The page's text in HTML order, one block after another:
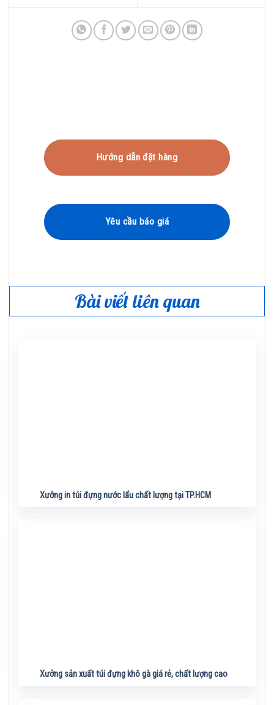
Hướng dẫn đặt hàng
Yêu cầu báo giá
Bài viết liên quan
Xưởng in túi đựng nước lẩu chất lượng tại TP.HCM
Xưởng sản xuất túi đựng khô gà giá rẻ, chất lượng cao